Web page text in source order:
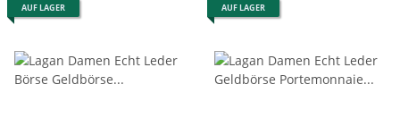
AUF LAGER AUF LAGER